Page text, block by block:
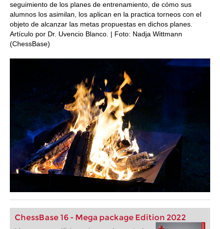
seguimiento de los planes de entrenamiento, de cómo sus
alumnos los asimilan, los aplican en la practica torneos con el
objeto de alcanzar las metas propuestas en dichos planes.
Artículo por Dr. Uvencio Blanco. | Foto: Nadja Wittmann
(ChessBase)
ChessBase 16 - Mega package Edition 2022